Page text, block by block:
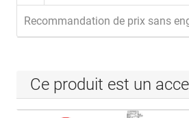
Recommandation de prix sans
Ce produit est un